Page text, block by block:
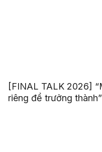
[FINAL TALK 2026]
riêng để trưởng thành”